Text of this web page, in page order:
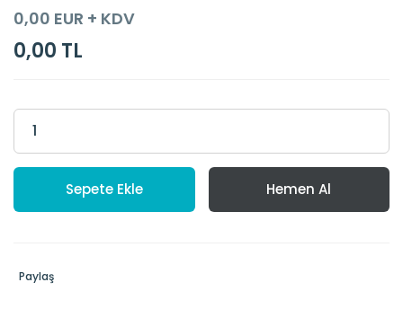
0,00 EUR + KDV
0,00 TL
Sepete Ekle Hemen Al
Paylaş